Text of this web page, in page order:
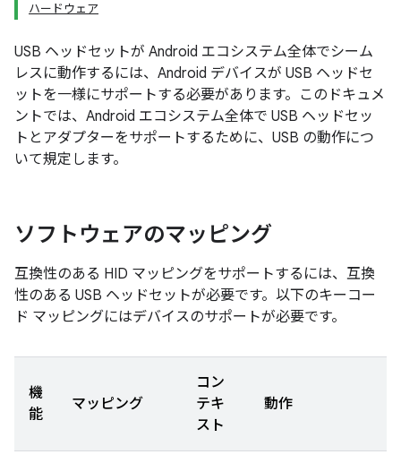
ハードウェア
USB ヘッドセットが Android エコシステム全体でシーム
レスに動作するには、Android デバイスが USB ヘッドセ
ットを一様にサポートする必要があります。このドキュメ
ントでは、Android エコシステム全体で USB ヘッドセッ
トとアダプターをサポートするために、USB の動作につ
いて規定します。
ソフトウェアのマッピング
互換性のある HID マッピングをサポートするには、互換
性のある USB ヘッドセットが必要です。以下のキーコー
ド マッピングにはデバイスのサポートが必要です。
機
能
マッピング
コン
テキ
スト
動作